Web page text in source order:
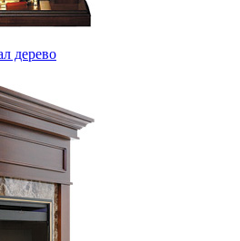
дерево